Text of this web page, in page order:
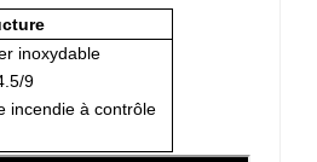
inoxydable
9
incendie à contrôle